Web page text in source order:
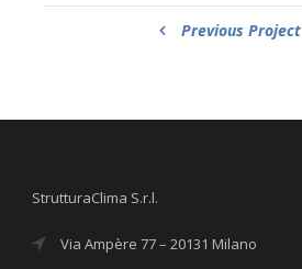
Previous Project
StrutturaClima S.r.l.
Via Ampère 77 – 20131 Milano